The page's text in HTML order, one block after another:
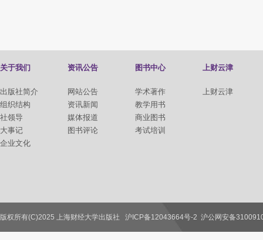
关于我们
出版社简介
组织结构
社领导
大事记
企业文化
资讯公告
网站公告
资讯新闻
媒体报道
图书评论
图书中心
学术著作
教学用书
商业图书
考试培训
上财云津
上财云津
联系我们
版权所有(C)2025 上海财经大学出版社 沪ICP备12043664号-2 沪公网安备